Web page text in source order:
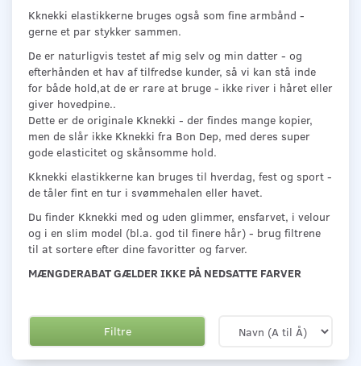
Kknekki elastikkerne bruges også som fine armbånd -
gerne et par stykker sammen.
De er naturligvis testet af mig selv og min datter - og
efterhånden et hav af tilfredse kunder, så vi kan stå inde
for både hold,at de er rare at bruge - ikke river i håret eller
giver hovedpine..
Dette er de originale Kknekki - der findes mange kopier,
men de slår ikke Kknekki fra Bon Dep, med deres super
gode elasticitet og skånsomme hold.
Kknekki elastikkerne kan bruges til hverdag, fest og sport -
de tåler fint en tur i svømmehalen eller havet.
Du finder Kknekki med og uden glimmer, ensfarvet, i velour
og i en slim model (bl.a. god til finere hår) - brug filtrene
til at sortere efter dine favoritter og farver.
MÆNGDERABAT GÆLDER IKKE PÅ NEDSATTE FARVER
Filtre